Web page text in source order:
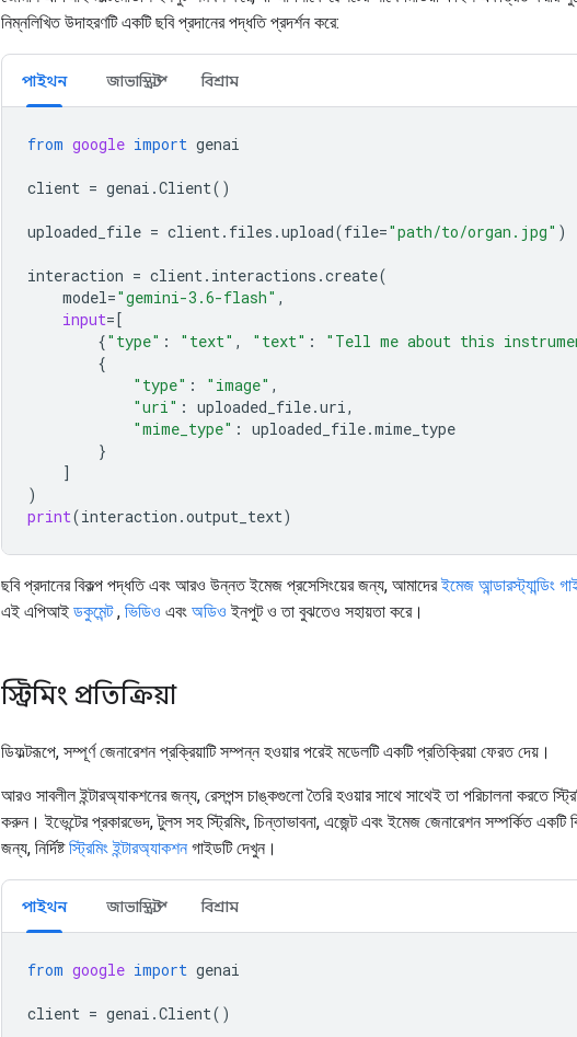
নিম্নলিখিত উদাহরণটি একটি ছবি প্রদানের পদ্ধতি প্রদর্শন করে:
পাইথন জাভাস্ক্রিপ্ট বিশ্রাম
from google import genai
client = genai .Client()
uploaded_file = client. files .upload(file="path/to/organ.jpg" )
interaction = client. interactions .create(
model="gemini-3.6-flash" ,
input=[
{"type" : "text" , "text" : "Tell me about this
{
"type" : "image" ,
"uri" : uploaded_file.uri,
"mime_type" : uploaded_file.mime_type
}
]
)
print(interaction .output_text)
ছবি প্রদানের বিকল্প পদ্ধতি এবং আরও উন্নত ইমেজ প্রসেসিংয়ের জন্য, আমাদেরইমেজ আন্ডারস্ট্যান্ডিং
এই এপিআই ডকুমেন্ট, ভিডিও এবং অডিও ইনপুট ও তা বুঝতেও সহায়তা করে।
স্ট্রিমিং প্রতিক্রিয়া
ডিফল্টরূপে, সম্পূর্ণ জেনারেশন প্রক্রিয়াটি সম্পন্ন হওয়ার পরেই মডেলটি একটি প্রতিক্রিয়া ফেরত দেয়।
আরও সাবলীল ইন্টারঅ্যাকশনের জন্য, রেসপন্স চাঙ্কগুলো তৈরি হওয়ার সাথে সাথেই তা পরিচালনা করতে
করুন। ইভেন্টের প্রকারভেদ, টুলস সহ স্ট্রিমিং, চিন্তাভাবনা, এজেন্ট এবং ইমেজ জেনারেশন সম্পর্কিত একটি
জন্য, নির্দিষ্টস্ট্রিমিং ইন্টারঅ্যাকশনগাইডটি দেখুন।
পাইথন জাভাস্ক্রিপ্ট বিশ্রাম
from google import genai
client = genai .Client()